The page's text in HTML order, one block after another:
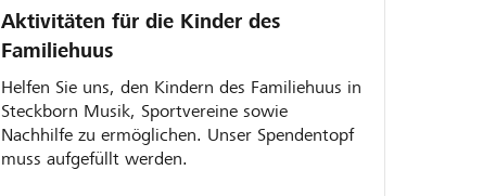
Aktivitäten für die Kinder des
Familiehuus
Helfen Sie uns, den Kindern des Familiehuus in
Steckborn Musik, Sportvereine sowie
Nachhilfe zu ermöglichen. Unser Spendentopf
muss aufgefüllt werden.